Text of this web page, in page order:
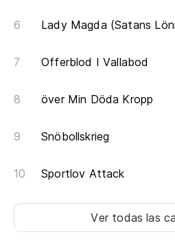
Lady Magda (Satans
Offerblod I Vallabod
över Min Döda Kropp
Snöbollskrieg
Sportlov Attack
Ver todas las